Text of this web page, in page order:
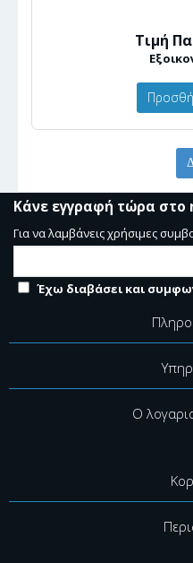
Τιμή
Κάνε εγγραφή τώρα στο
Για να λαμβάνεις χρήσιμες
Έχω διαβάσει και
Ο